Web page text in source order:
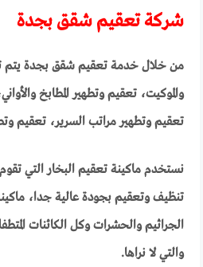
شركة تعقيم شقق بجدة
من خلال خدمة تعقيم شقق بجدة يتم
والموكيت، تعقيم وتطهير المطابخ
تعقيم وتطهير مراتب السرير، تعقيم
نستخدم ماكينة تعقيم البخار التي
تنظيف وتعقيم بجودة عالية جدا،
الجراثيم والحشرات وكل الكائنات
والتي لا نراها.